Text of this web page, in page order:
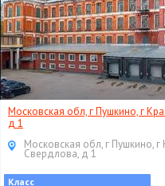
Московская обл, г Пушкино, г
д 1
Московская обл, г Пушкино, г
Свердлова, д 1
Класс